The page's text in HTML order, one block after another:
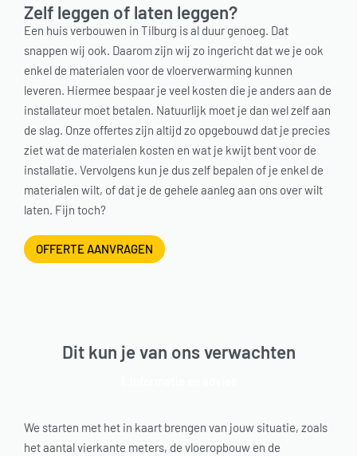
Zelf leggen of laten leggen?
Een huis verbouwen in Tilburg is al duur genoeg. Dat
snappen wij ook. Daarom zijn wij zo ingericht dat we je ook
enkel de materialen voor de vloerverwarming kunnen
leveren. Hiermee bespaar je veel kosten die je anders aan de
installateur moet betalen. Natuurlijk moet je dan wel zelf aan
de slag. Onze offertes zijn altijd zo opgebouwd dat je precies
ziet wat de materialen kosten en wat je kwijt bent voor de
installatie. Vervolgens kun je dus zelf bepalen of je enkel de
materialen wilt, of dat je de gehele aanleg aan ons over wilt
laten. Fijn toch?
OFFERTE AANVRAGEN
Dit kun je van ons verwachten
We starten met het in kaart brengen van jouw situatie, zoals
het aantal vierkante meters, de vloeropbouw en de